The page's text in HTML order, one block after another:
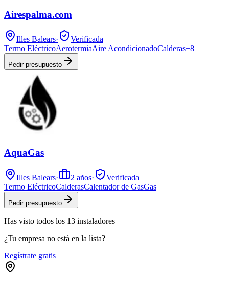
Airespalma.com
Illes Balears·
Verificada
Termo EléctricoAerotermiaAire AcondicionadoCalderas+8
Pedir presupuesto
AquaGas
Illes Balears· 2 años·
Verificada
Termo EléctricoCalderasCalentador de GasGas
Pedir presupuesto
Has visto todos los 13 instaladores
¿Tu empresa no está en la lista?
Regístrate gratis